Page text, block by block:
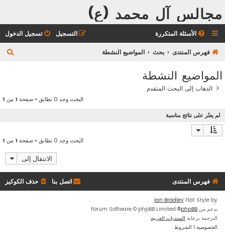
مجالس آل محمد (ع)
الأسئلة المتكررة تسجيل الدخول التسجيل
فهرس المنتدى بحث المواضيع النشطة
المواضيع النشطة
الذهاب إلى البحث المتقدم
البحث وجد 0 تطابق • صفحة 1 من 1
لم يعثَر على نتائج مناسبة
البحث وجد 0 تطابق • صفحة 1 من 1
الانتقال إلى
فهرس المنتدى حذف الكوكيز اتصل بنا
Flat Style by
Ian Bradley
بدعم من phpBB
® Forum Software © phpBB Limited
الترجمة برعاية المنتديات العربية
الخصوصية | الشروط